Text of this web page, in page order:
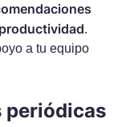
.
a tu equipo
periódicas